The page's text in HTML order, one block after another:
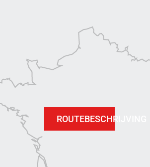
ROUTEBESCHRIJVING